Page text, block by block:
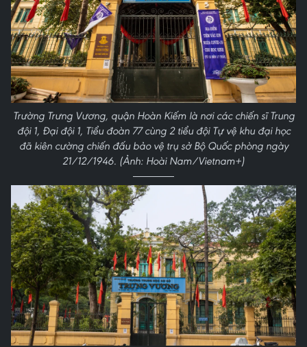
Trường Trưng Vương, quận Hoàn Kiếm là nơi các chiến sĩ Trung
đội 1, Đại đội 1, Tiểu đoàn 77 cùng 2 tiểu đội Tự vệ khu đại học
đã kiên cường chiến đấu bảo vệ trụ sở Bộ Quốc phòng ngày
21/12/1946. (Ảnh: Hoài Nam/Vietnam+)